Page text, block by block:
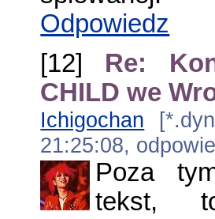
Odpowiedz
[12] Re:
CHILD we
Ichigochan
21:25:08,
Poza
tekst,